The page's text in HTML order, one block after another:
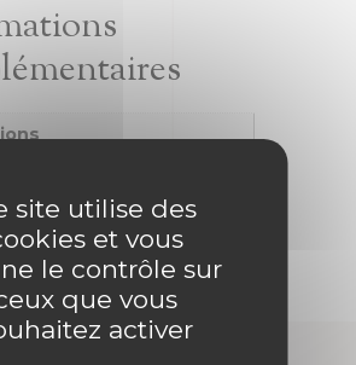
site utilise des
et vous
le contrôle sur
que vous
activer